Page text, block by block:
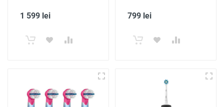
1 599 lei 799 lei